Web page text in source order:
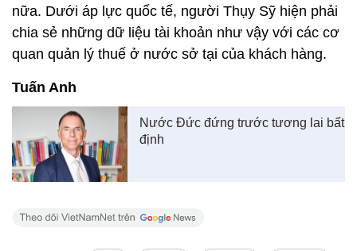
nữa. Dưới áp lực quốc tế, người Thụy Sỹ hiện phải
chia sẻ những dữ liệu tài khoản như vậy với các cơ
quan quản lý thuế ở nước sở tại của khách hàng.
Tuấn Anh
Nước Đức đứng trước tương lai bất
định